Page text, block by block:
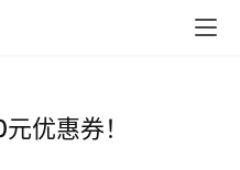
优惠券！